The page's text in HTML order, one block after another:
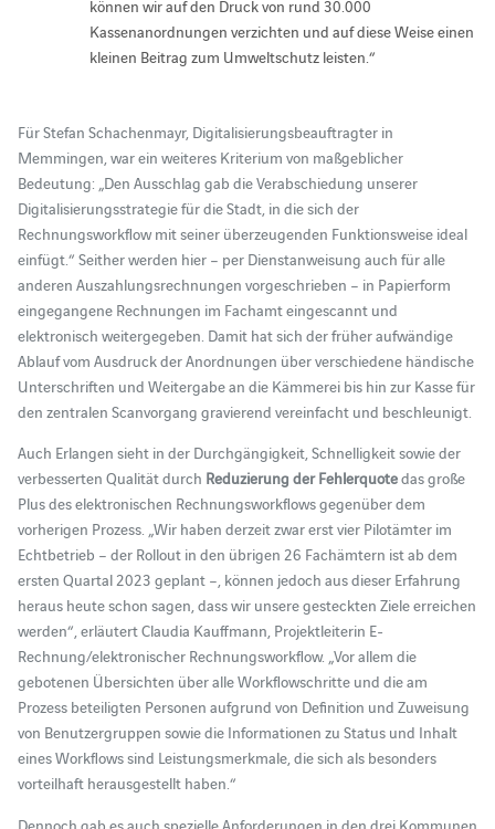
können wir auf den Druck von rund 30.000
Kassenanordnungen verzichten und auf diese Weise einen
kleinen Beitrag zum Umweltschutz leisten.“
Für Stefan Schachenmayr, Digitalisierungsbeauftragter in
Memmingen, war ein weiteres Kriterium von maßgeblicher
Bedeutung: „Den Ausschlag gab die Verabschiedung unserer
Digitalisierungsstrategie für die Stadt, in die sich der
Rechnungsworkflow mit seiner überzeugenden Funktionsweise ideal
einfügt.“ Seither werden hier – per Dienstanweisung auch für alle
anderen Auszahlungsrechnungen vorgeschrieben – in Papierform
eingegangene Rechnungen im Fachamt eingescannt und
elektronisch weitergegeben. Damit hat sich der früher aufwändige
Ablauf vom Ausdruck der Anordnungen über verschiedene händische
Unterschriften und Weitergabe an die Kämmerei bis hin zur Kasse für
den zentralen Scanvorgang gravierend vereinfacht und beschleunigt.
Auch Erlangen sieht in der Durchgängigkeit, Schnelligkeit sowie der
verbesserten Qualität durch Reduzierung der Fehlerquotedas große
Plus des elektronischen Rechnungsworkflows gegenüber dem
vorherigen Prozess. „Wir haben derzeit zwar erst vier Pilotämter im
Echtbetrieb – der Rollout in den übrigen 26 Fachämtern ist ab dem
ersten Quartal 2023 geplant –, können jedoch aus dieser Erfahrung
heraus heute schon sagen, dass wir unsere gesteckten Ziele erreichen
werden“, erläutert Claudia Kauffmann, Projektleiterin E-
Rechnung/elektronischer Rechnungsworkflow. „Vor allem die
gebotenen Übersichten über alle Workflowschritte und die am
Prozess beteiligten Personen aufgrund von Definition und Zuweisung
von Benutzergruppen sowie die Informationen zu Status und Inhalt
eines Workflows sind Leistungsmerkmale, die sich als besonders
vorteilhaft herausgestellt haben.“
Dennoch gab es auch spezielle Anforderungen in den drei Kommunen